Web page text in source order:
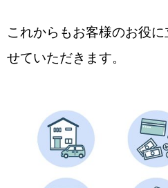
これからもお客様のお役
せていただきます。